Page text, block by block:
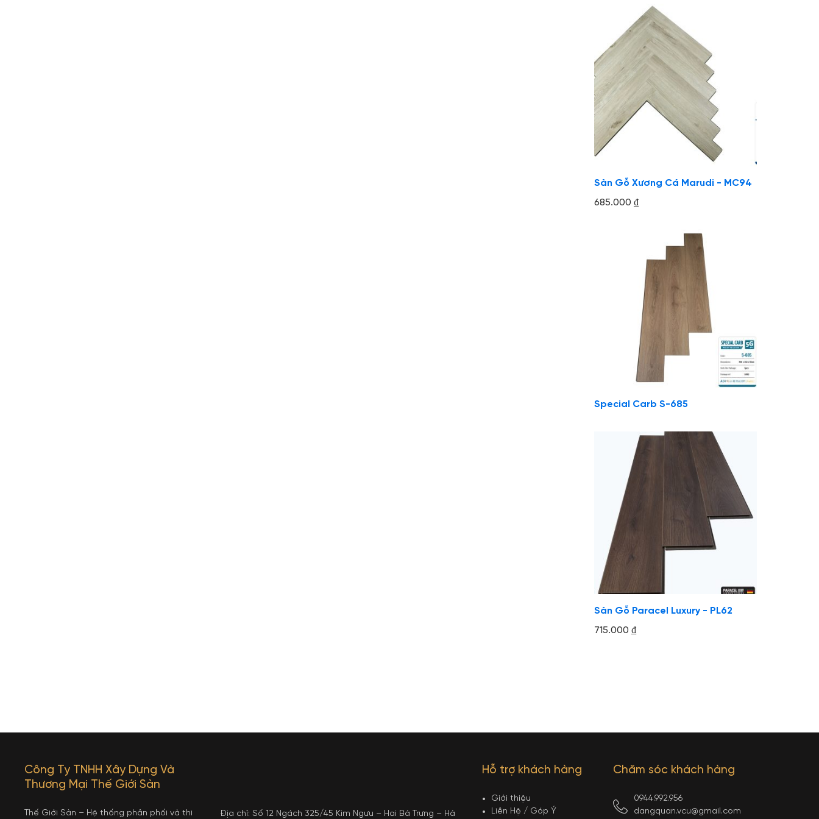
Sàn Gỗ Xương Cá Marudi - MC94
685.000 ₫
Special Carb S-685
Sàn Gỗ Paracel Luxury - PL62
715.000 ₫
Công Ty TNHH Xây Dựng Và
Thương Mại Thế Giới Sàn
Thế Giới Sàn – Hệ thống phân phối và thi Địa chỉ: Số 12 Ngách 325/45 Kim Ngưu – Hai Bà Trưng – Hà
Hỗ trợ khách hàng
Giới thiệu
Liên Hệ / Góp Ý
Chăm sóc khách hàng
0944.992.956
dangquan.vcu@gmail.com